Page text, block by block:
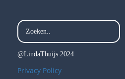
@LindaThuijs 2024
Privacy Policy